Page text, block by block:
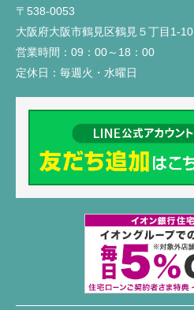
〒538-0053
大阪府大阪市鶴見区鶴見５丁目1-10
営業時間： 09：00～18：00
定休日： 毎週火・水曜日